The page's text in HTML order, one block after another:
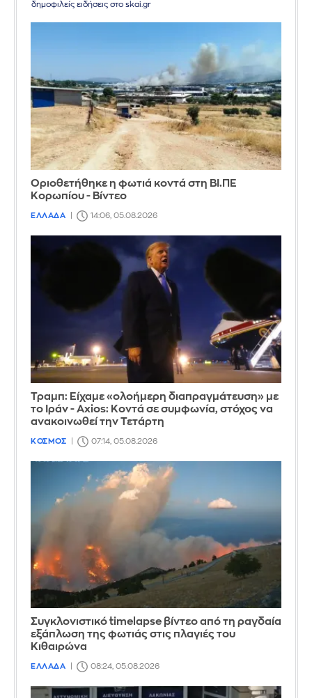
δημοφιλείς ειδήσεις στο skai.gr
Οριοθετήθηκε η φωτιά κοντά στη ΒΙ.ΠΕ
Κορωπίου - Βίντεο
ΕΛΛΑΔΑ 14:06, 05.08.2026
Τραμπ: Είχαμε «ολοήμερη διαπραγμάτευση» με
το Ιράν - Axios: Κοντά σε συμφωνία, στόχος να
ανακοινωθεί την Τετάρτη
ΚΟΣΜΟΣ 07:14, 05.08.2026
Συγκλονιστικό timelapse βίντεο από τη ραγδαία
εξάπλωση της φωτιάς στις πλαγιές του
Κιθαιρώνα
ΕΛΛΑΔΑ 08:24, 05.08.2026